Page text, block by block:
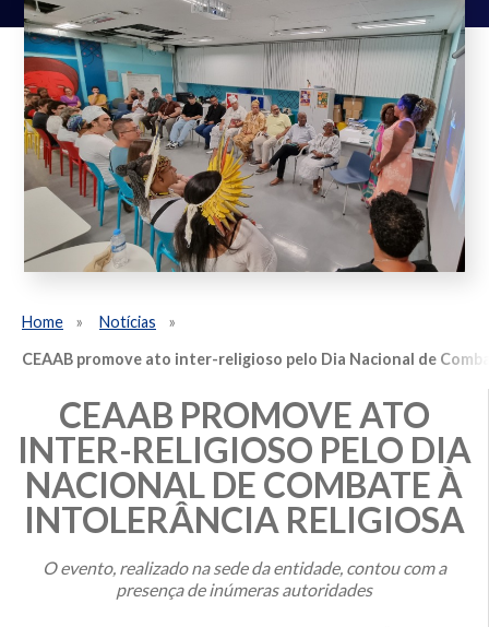
Home
Notícias
CEAAB promove ato inter-religioso pelo Dia Nacional de
CEAAB PROMOVE ATO
INTER-RELIGIOSO PELO DIA
NACIONAL DE COMBATE À
INTOLERÂNCIA RELIGIOSA
O evento, realizado na sede da entidade, contou com a
presença de inúmeras autoridades